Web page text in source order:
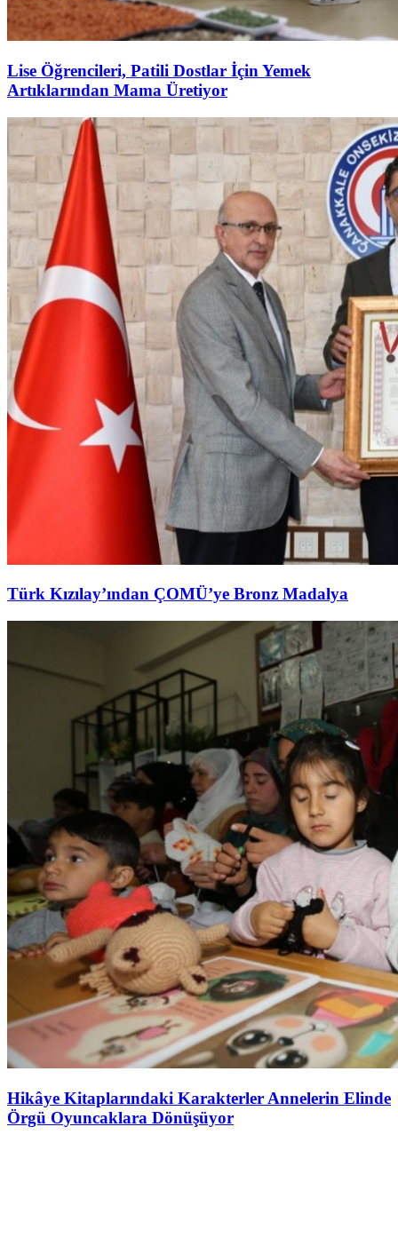
Lise Öğrencileri, Patili Dostlar İçin Yemek
Artıklarından Mama Üretiyor
Türk Kızılay’ından ÇOMÜ’ye Bronz Madalya
Hikâye Kitaplarındaki Karakterler Annelerin Elinde
Örgü Oyuncaklara Dönüşüyor